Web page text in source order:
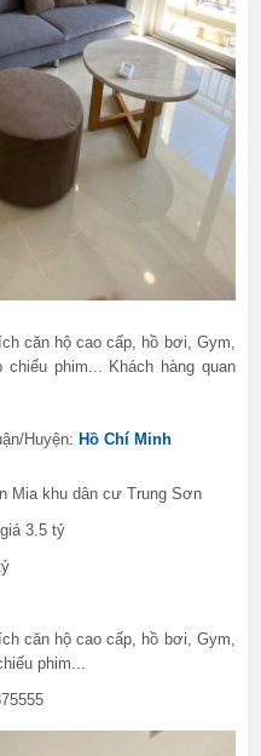
căn hộ cao cấp, hồ bơi, Gym,
phim... Khách hàng quan
Huyện: Hồ Chí Minh
Mia khu dân cư Trung Sơn
3.5 tỷ
căn hộ cao cấp, hồ bơi, Gym,
phim...